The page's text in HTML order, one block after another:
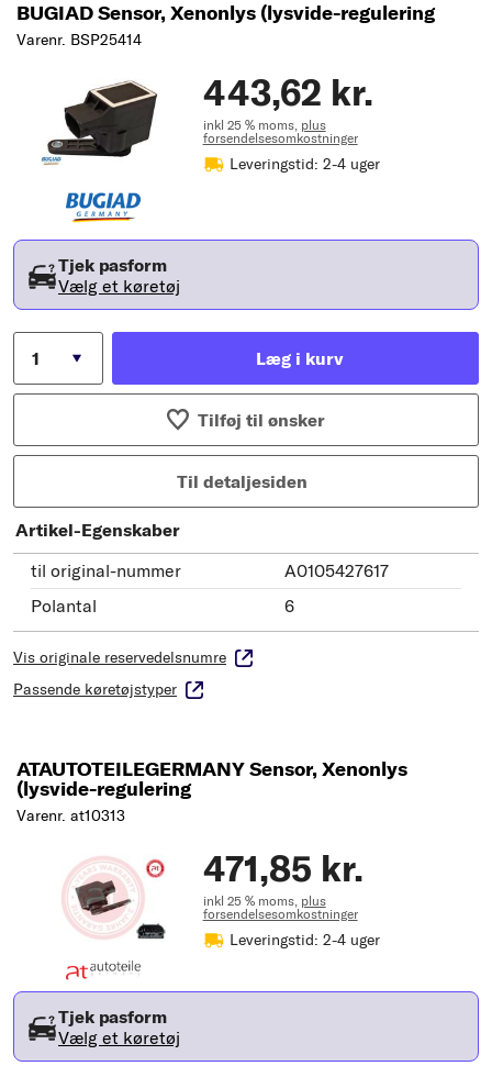
BUGIAD Sensor, Xenonlys (lysvide-regulering
Varenr. BSP25414
443,62 kr.
inkl 25 % moms, plus
forsendelsesomkostninger
Leveringstid: 2-4 uger
Tjek pasform
Vælg et køretøj
Læg i kurv
Tilføj til ønsker
Til detaljesiden
Artikel-Egenskaber
til original-nummer
A0105427617
Polantal
6
Vis originale reservedelsnumre
Passende køretøjstyper
ATAUTOTEILEGERMANY Sensor, Xenonlys
(lysvide-regulering
Varenr. at10313
471,85 kr.
inkl 25 % moms, plus
forsendelsesomkostninger
Leveringstid: 2-4 uger
Tjek pasform
Vælg et køretøj